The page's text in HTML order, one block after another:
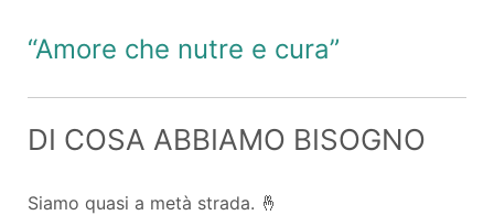
“Amore che nutre e cura”
DI COSA ABBIAMO BISOGNO
Siamo quasi a metà strada. 🤞